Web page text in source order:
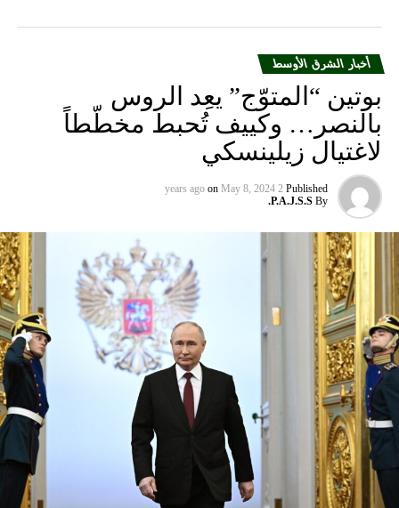
.. مالديني يعود إلى ميلان
DON'T MISS
العاهل الأردني يشد على يد حكومة الرزاز
أخبار الشرق الأوسط
بوتين “المتوّج” يعِد الروس
بالنصر… وكييف تُحبط مخطّطاً
لاغتيال زيلينسكي
Published
2 years ago
on May 8, 2024
By
P.A.J.S.S.